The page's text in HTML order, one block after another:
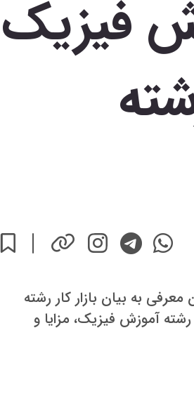
فیزیک
به بیان بازار کار رشته
آموزش فیزیک، مزایا و